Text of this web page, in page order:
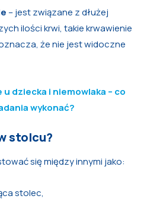
– jest związane z dłużej
ilości krwi, takie krwawienie
że nie jest widoczne
u dziecka i niemowlaka – co
wykonać?
stolcu?
się między innymi jako:
stolec,